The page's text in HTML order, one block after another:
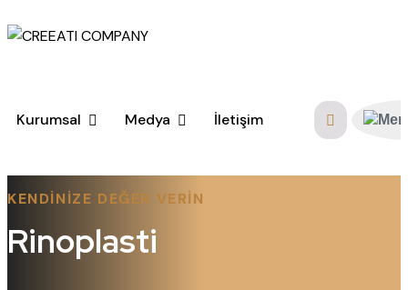
Kurumsal Medya İletişim
KENDINIZE DEĞER VERIN
Rinoplasti